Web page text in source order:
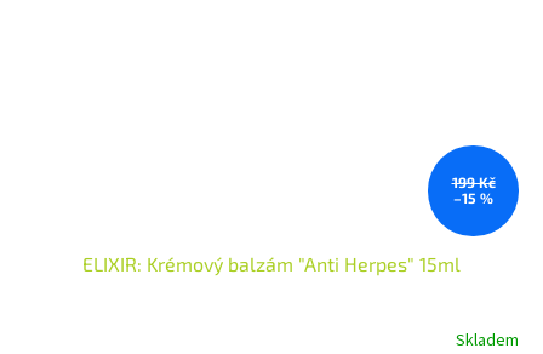
199 Kč
–15 %
ELIXIR: Krémový balzám "Anti Herpes" 15ml
Skladem